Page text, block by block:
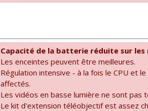
Capacité de la batterie réduite sur les
Les enceintes peuvent être meilleures.
Régulation intensive - à la fois le CPU et
affectés.
Les vidéos en basse lumière ne sont pas
Le kit d'extension téléobjectif est assez